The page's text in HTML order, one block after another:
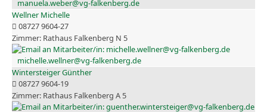
manuela.weber@vg-falkenberg.de
Wellner Michelle
08727 9604-27
Rathaus Falkenberg N 5
michelle.wellner@vg-falkenberg.de
Wintersteiger Günther
08727 9604-19
Rathaus Falkenberg A 5